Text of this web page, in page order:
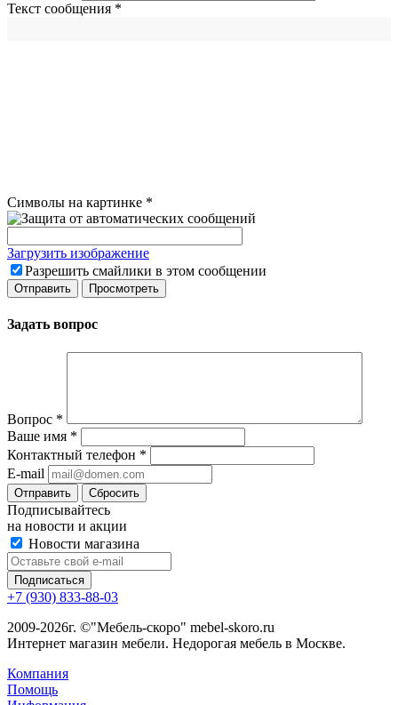
Текст сообщения *
Символы на картинке *
Загрузить изображение
Разрешить смайлики в этом сообщении
Задать вопрос
Вопрос *
Ваше имя *
Контактный телефон *
E-mail
Сбросить
Подписывайтесь
на новости и акции
Новости магазина
+7 (930) 833-88-03
2009-2026г. ©"Мебель-скоро" mebel-skoro.ru
Интернет магазин мебели. Недорогая мебель в Москве.
Компания
Помощь